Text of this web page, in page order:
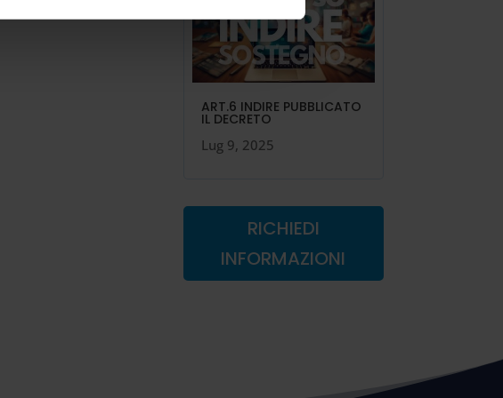
ART.6 INDIRE PUBBLICATO
IL DECRETO
Lug 9, 2025
RICHIEDI
INFORMAZIONI